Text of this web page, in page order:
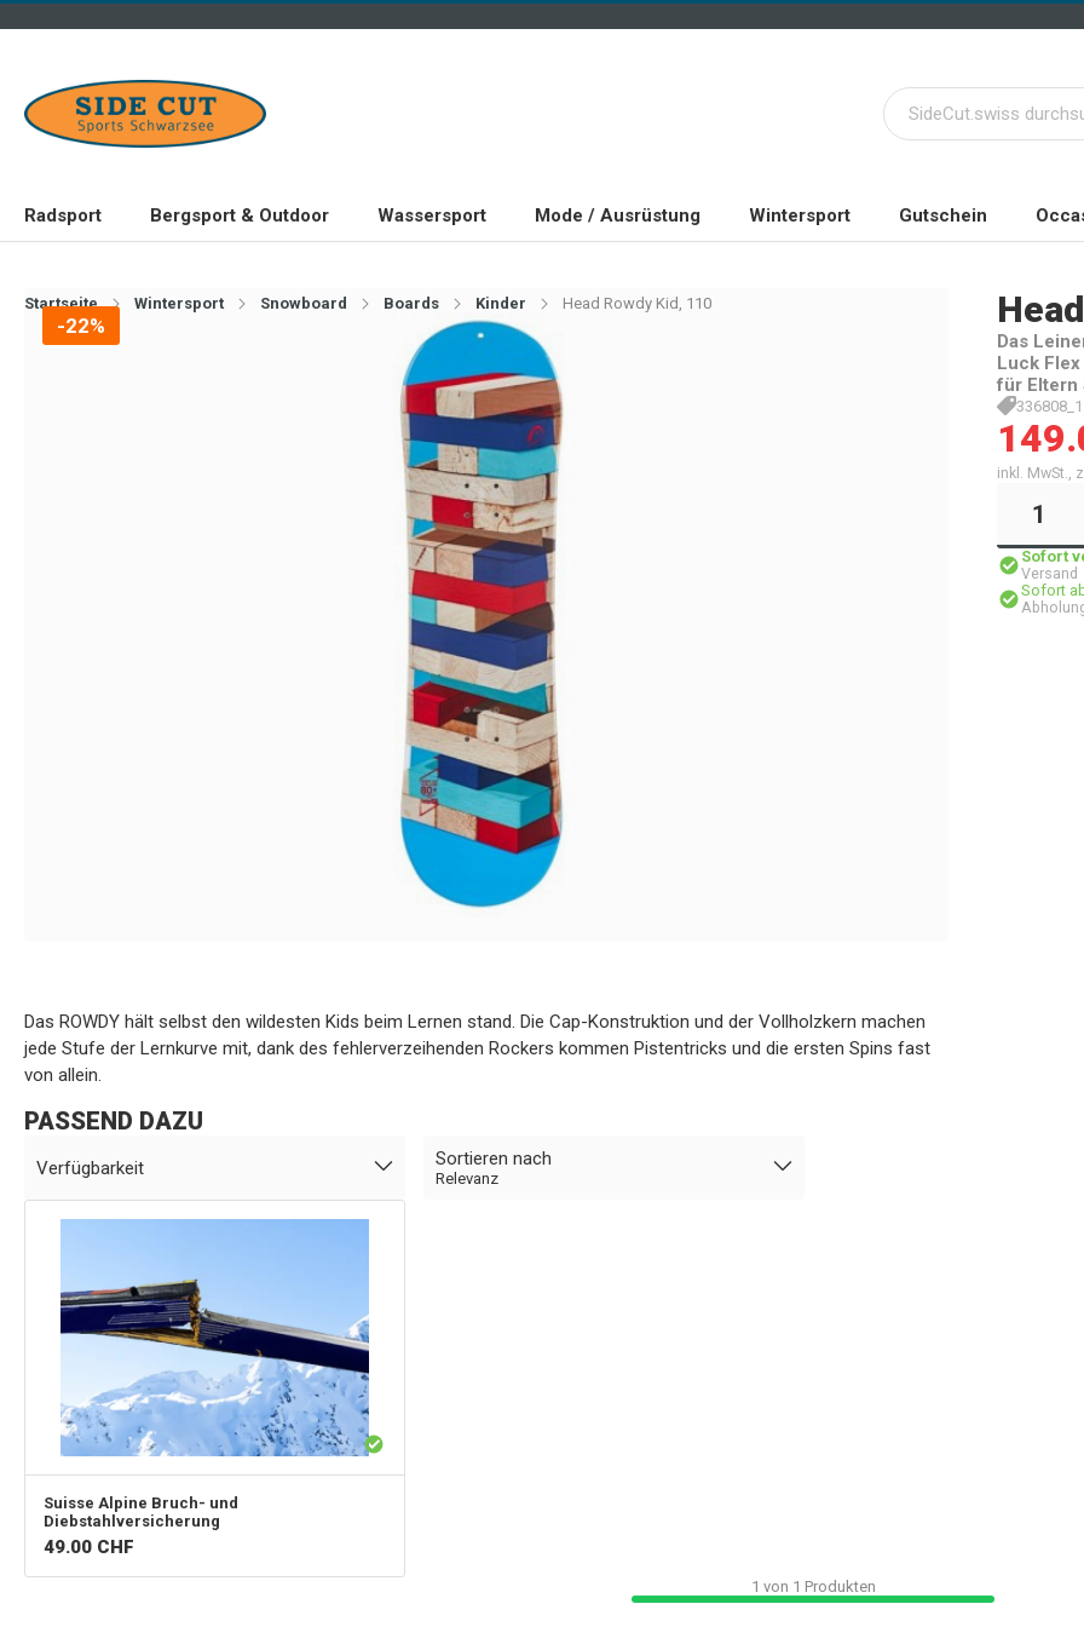
Radsport Bergsport & Outdoor Wassersport Mode / Ausrüstung Wintersport Gutschein
Startseite Wintersport Snowboard Boards Kinder Head Rowdy Kid, 110
-22% Head
Das
Luck
für Eltern
inkl. MwSt.,
Sofort
Versand
Sofort
Das ROWDY hält selbst den wildesten Kids beim Lernen stand. Die Cap-Konstruktion und der Vollholzkern machen
jede Stufe der Lernkurve mit, dank des fehlerverzeihenden Rockers kommen Pistentricks und die ersten Spins fast
von allein.
PASSEND DAZU
Verfügbarkeit Sortieren nach
Relevanz
Suisse Alpine Bruch- und
Diebstahlversicherung
49.00 CHF
1 von 1 Produkten